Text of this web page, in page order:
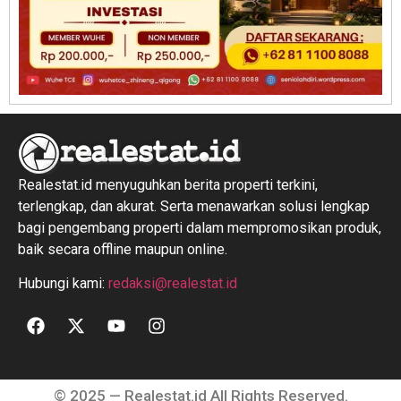
Realestat.id menyuguhkan berita properti terkini,
terlengkap, dan akurat. Serta menawarkan solusi lengkap
bagi pengembang properti dalam mempromosikan produk,
baik secara offline maupun online.
Hubungi kami: redaksi@realestat.id
© 2025 — Realestat.id All Rights Reserved.